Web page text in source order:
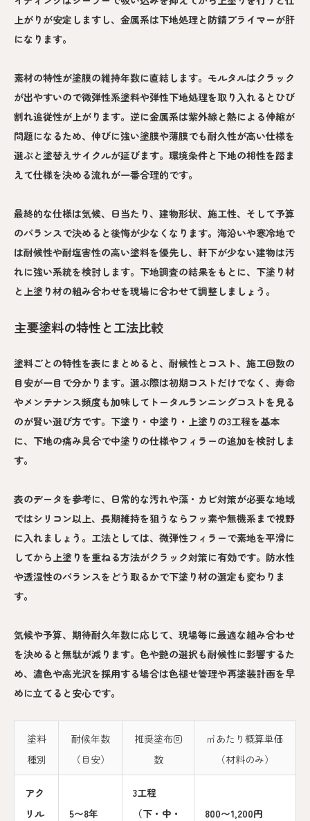
上がりが安定しますし、金属系は下地処理と防錆プライマーが肝
になります。
素材の特性が塗膜の維持年数に直結します。モルタルはクラック
が出やすいので微弾性系塗料や弾性下地処理を取り入れるとひび
割れ追従性が上がります。逆に金属系は紫外線と熱による伸縮が
問題になるため、伸びに強い塗膜や薄膜でも耐久性が高い仕様を
選ぶと塗替えサイクルが延びます。環境条件と下地の相性を踏ま
えて仕様を決める流れが一番合理的です。
最終的な仕様は気候、日当たり、建物形状、施工性、そして予算
のバランスで決めると後悔が少なくなります。海沿いや寒冷地で
は耐候性や耐塩害性の高い塗料を優先し、軒下が少ない建物は汚
れに強い系統を検討します。下地調査の結果をもとに、下塗り材
と上塗り材の組み合わせを現場に合わせて調整しましょう。
主要塗料の特性と工法比較
塗料ごとの特性を表にまとめると、耐候性とコスト、施工回数の
目安が一目で分かります。選ぶ際は初期コストだけでなく、寿命
やメンテナンス頻度も加味してトータルランニングコストを見る
のが賢い選び方です。下塗り・中塗り・上塗りの3工程を基本
に、下地の痛み具合で中塗りの仕様やフィラーの追加を検討しま
す。
表のデータを参考に、日常的な汚れや藻・カビ対策が必要な地域
ではシリコン以上、長期維持を狙うならフッ素や無機系まで視野
に入れましょう。工法としては、微弾性フィラーで素地を平滑に
してから上塗りを重ねる方法がクラック対策に有効です。防水性
や透湿性のバランスをどう取るかで下塗り材の選定も変わりま
す。
気候や予算、期待耐久年数に応じて、現場毎に最適な組み合わせ
を決めると無駄が減ります。色や艶の選択も耐候性に影響するた
め、濃色や高光沢を採用する場合は色褪せ管理や再塗装計画を早
めに立てると安心です。
塗料
種別
耐候年数
（目安）
推奨塗布回
数
㎡あたり概算単価
（材料のみ）
アク
リル
5〜8年
3工程
（下・中・
800〜1,200円